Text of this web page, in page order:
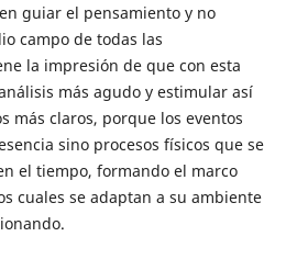
guiar el pensamiento y no
campo de todas las
la impresión de que con esta
más agudo y estimular así
más claros, porque los eventos
sino procesos físicos que se
el tiempo, formando el marco
cuales se adaptan a su ambiente